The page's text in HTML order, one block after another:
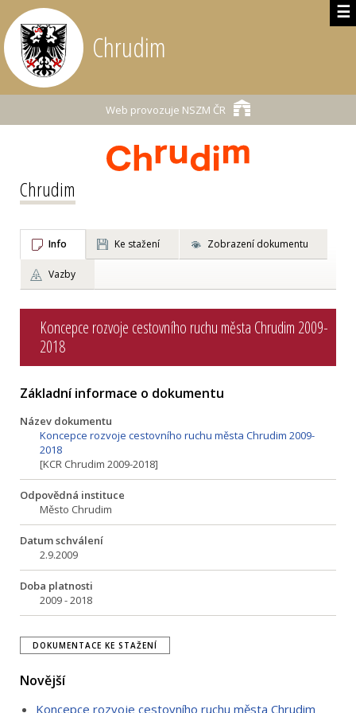
☰
Chrudim
Web provozuje NSZM ČR
Chrudim
Info Ke stažení Zobrazení dokumentu
Vazby
Koncepce rozvoje cestovního ruchu města Chrudim 2009-
2018
Základní informace o dokumentu
Název dokumentu
Koncepce rozvoje cestovního ruchu města Chrudim 2009-
2018
[KCR Chrudim 2009-2018]
Odpovědná instituce
Město Chrudim
Datum schválení
2.9.2009
Doba platnosti
2009 - 2018
DOKUMENTACE KE STAŽENÍ
Novější
Koncepce rozvoje cestovního ruchu města Chrudim